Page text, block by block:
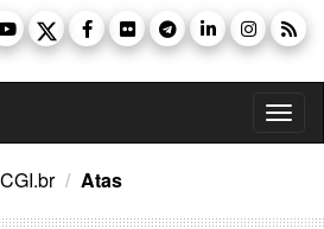
Atas